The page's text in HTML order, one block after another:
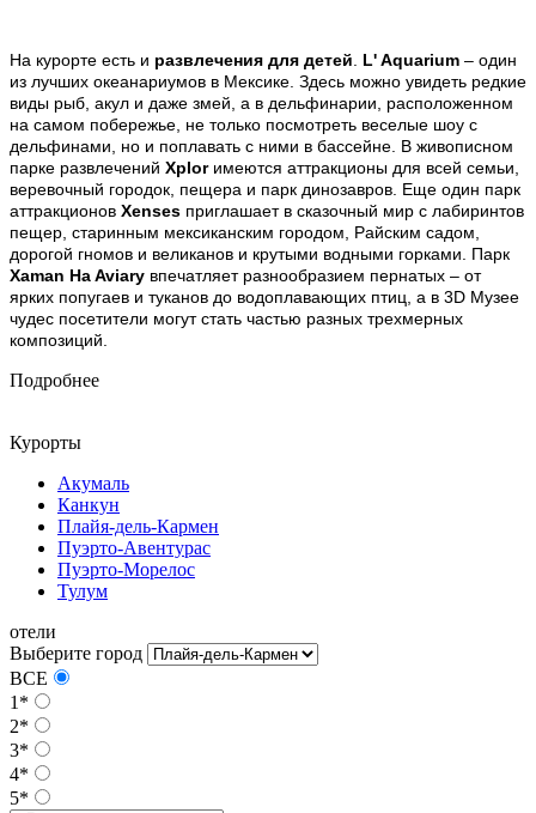
На курорте есть и развлечения для детей L' Aquarium – один
из лучших океанариумов в Мексике. Здесь можно увидеть редкие
виды рыб, акул и даже змей, а в дельфинарии, расположенном
на самом побережье, не только посмотреть веселые шоу с
дельфинами, но и поплавать с ними в бассейне. В живописном
парке развлечений Xplorимеются аттракционы для всей семьи,
веревочный городок, пещера и парк динозавров. Еще один парк
аттракционов Xenses приглашает в сказочный мир с лабиринтов
пещер, старинным мексиканским городом, Райским садом,
дорогой гномов и великанов и крутыми водными горками. Парк
Xaman Ha Aviary впечатляет разнообразием пернатых – от
ярких попугаев и туканов до водоплавающих птиц, а в 3D Музее
чудес посетители могут стать частью разных трехмерных
композиций.
Подробнее
Курорты
Акумаль
Канкун
Плайя-дель-Кармен
Пуэрто-Авентурас
Пуэрто-Морелос
Тулум
отели
Выберите город
ВСЕ
1*
2*
3*
4*
5*